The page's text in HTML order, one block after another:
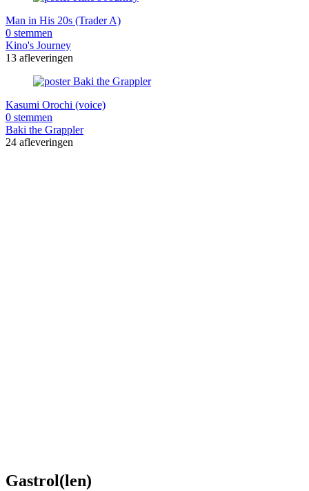
Man in His 20s (Trader A)
0 stemmen
Kino's Journey
13 afleveringen
Kasumi Orochi (voice)
0 stemmen
Baki the Grappler
24 afleveringen
Gastrol(len)